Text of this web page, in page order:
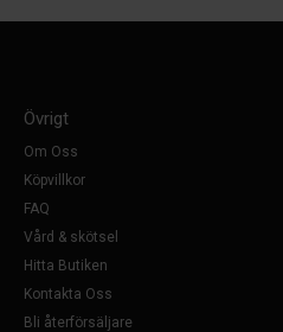
Övrigt
Om Oss
Köpvillkor
FAQ
Vård & skötsel
Hitta Butiken
Kontakta Oss
Bli återförsäljare